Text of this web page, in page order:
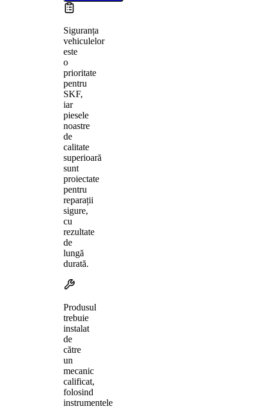
Siguranța
vehiculelor
este
o
prioritate
pentru
SKF,
iar
piesele
noastre
de
calitate
superioară
sunt
proiectate
pentru
reparații
sigure,
cu
rezultate
de
lungă
durată.
Produsul
trebuie
instalat
de
către
un
mecanic
calificat,
folosind
instrumentele